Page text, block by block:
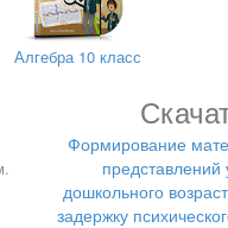
Алгебра 10 класс
Формирование
представлений
дошкольного
задержку